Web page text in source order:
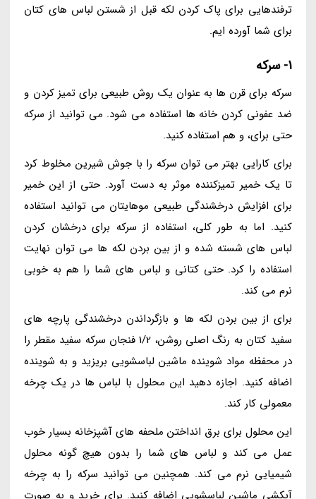
ترفندهایی برای پاک کردن لکه قبل از شستن لباس های کتان
برای شما آورده ایم.
1- سرکه
سرکه برای قرن ها به عنوان یک روش طبیعی برای تمیز کردن و
ضد عفونی کردن خانه ها استفاده می شود. می توانید از سرکه
حتی برای، و هم استفاده کنید.
برای کارایی بهتر می توان سرکه را با جوش شیرین مخلوط کرد
تا یک خمیر تمیزکننده موثر به دست آورد. حتی از این خمیر
برای افزایش درخشندگی طبیعی موهایتان می توانید استفاده
کنید. اما به طور کلی، استفاده از سرکه برای درخشان کردن
لباس های شسته شده و از بین بردن لکه ها می توان نهایت
استفاده را کرد. حتی کتانی و لباس های شما را هم به خوبی
نرم می کند.
برای از بین بردن لکه ها و بازگرداندن درخشندگی پارچه های
سفید کتان به رنگ اصلی روشن، 1/2 فنجان سرکه سفید مقطر را
در محفظه مواد شوینده ماشین لباسشویی بریزید و به شوینده
اضافه کنید. اجازه دهید این محلول با لباس ها در یک چرخه
معمولی کار کند.
این محلول برای برق انداختن ملحفه های آشپزخانه بسیار خوب
عمل می کند و لباس های شما را بدون هیچ گونه محلول
شیمیایی نرم می کند. همچنین می توانید سرکه را به چرخه
آبکشی ماشین لباسشویی اضافه کنید. برای خرید و به صورت